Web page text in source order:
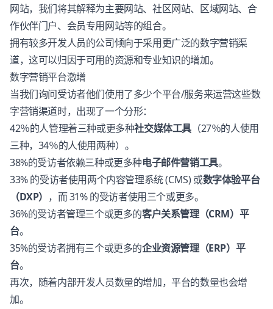
网站，我们将其解释为主要网站、社区网站、区域网站、合
作伙伴门户、会员专用网站等的组合。
拥有较多开发人员的公司倾向于采用更广泛的数字营销渠
道，这可以归因于可用的资源和专业知识的增加。
数字营销平台激增
当我们询问受访者他们使用了多少个平台/服务来运营这些数
字营销渠道时，出现了一个分形：
42％的人管理着三种或更多种社交媒体工具 （27％的人使用
三种，34％的人使用两种）。
38%的受访者依赖三种或更多种电子邮件营销工具。
33% 的受访者使用两个内容管理系统 (CMS) 或数字体验平台
（DXP） ，而 31% 的受访者使用三个或更多。
36%的受访者管理三个或更多的客户关系管理（CRM）平
台。
35%的受访者拥有三个或更多的企业资源管理（ERP）平
台。
再次，随着内部开发人员数量的增加，平台的数量也会增
加。